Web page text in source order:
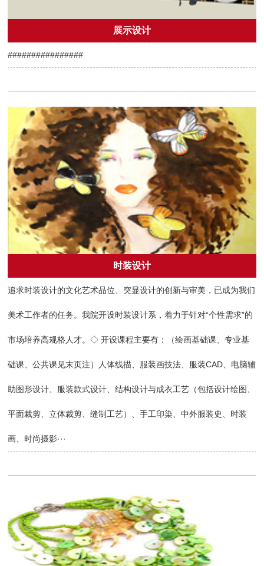
展示设计
################
时装设计
追求时装设计的文化艺术品位、突显设计的创新与审美，已成为我们
美术工作者的任务。我院开设时装设计系，着力于针对“个性需求”的
市场培养高规格人才。◇ 开设课程主要有：（绘画基础课、专业基
础课、公共课见末页注）人体线描、服装画技法、服装CAD、电脑辅
助图形设计、服装款式设计、结构设计与成衣工艺（包括设计绘图、
平面裁剪、立体裁剪、缝制工艺）、手工印染、中外服装史、时装
画、时尚摄影···